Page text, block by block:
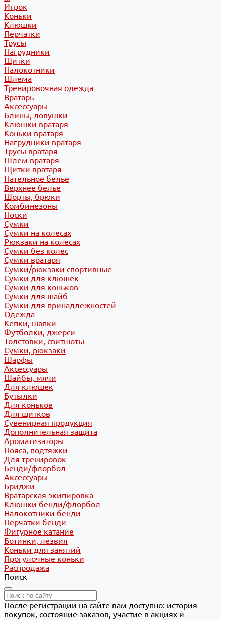
Игрок
Коньки
Клюшки
Перчатки
Трусы
Нагрудники
Щитки
Налокотники
Шлема
Тренировочная одежда
Вратарь
Аксессуары
Блины, ловушки
Клюшки вратаря
Коньки вратаря
Нагрудники вратаря
Трусы вратаря
Шлем вратаря
Щитки вратаря
Нательное белье
Верхнее белье
Шорты, брюки
Комбинезоны
Носки
Сумки
Сумки на колесах
Рюкзаки на колесах
Сумки без колес
Сумки вратаря
Сумки/рюкзаки спортивные
Сумки для клюшек
Сумки для коньков
Сумки для шайб
Сумки для принадлежностей
Одежда
Кепки, шапки
Футболки, джерси
Толстовки, свитшоты
Сумки, рюкзаки
Шарфы
Аксессуары
Шайбы, мячи
Для клюшек
Бутылки
Для коньков
Для щитков
Сувенирная продукция
Дополнительная защита
Ароматизаторы
Пояса, подтяжки
Для тренировок
Бенди/флорбол
Аксессуары
Бриджи
Вратарская экипировка
Клюшки бенди/флорбол
Налокотники бенди
Перчатки бенди
Фигурное катание
Ботинки, лезвия
Коньки для занятий
Прогулочные коньки
Распродажа
Поиск
После регистрации на сайте вам доступно: история
покупок, состояние заказов, участие в акциях и